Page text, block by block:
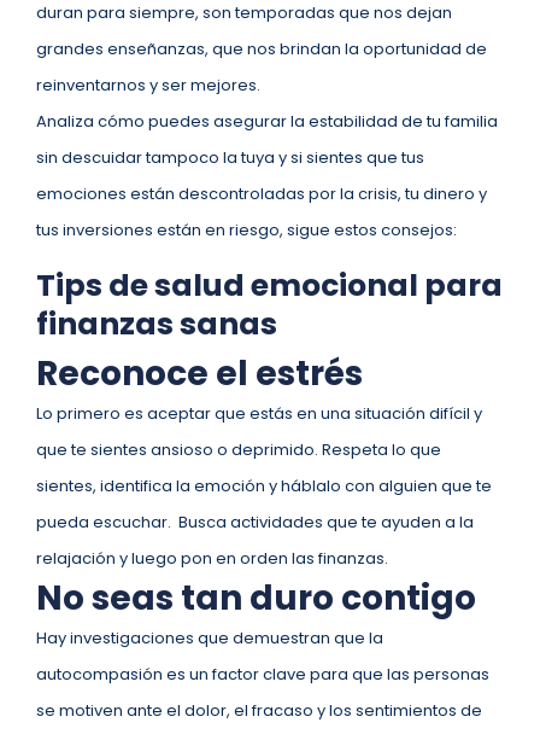
duran para siempre, son temporadas que nos dejan
grandes enseñanzas, que nos brindan la oportunidad de
reinventarnos y ser mejores.
Analiza cómo puedes asegurar la estabilidad de tu familia
sin descuidar tampoco la tuya y si sientes que tus
emociones están descontroladas por la crisis, tu dinero y
tus inversiones están en riesgo, sigue estos consejos:
Tips de salud emocional para
finanzas sanas
Reconoce el estrés
Lo primero es aceptar que estás en una situación difícil y
que te sientes ansioso o deprimido. Respeta lo que
sientes, identifica la emoción y háblalo con alguien que te
pueda escuchar. Busca actividades que te ayuden a la
relajación y luego pon en orden las finanzas.
No seas tan duro contigo
Hay investigaciones que demuestran que la
autocompasión es un factor clave para que las personas
se motiven ante el dolor, el fracaso y los sentimientos de